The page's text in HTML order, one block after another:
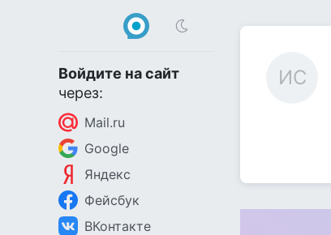
Войдите на сайт
через:
Mail.ru
Google
Яндекс
Фейсбук
ВКонтакте
ИС